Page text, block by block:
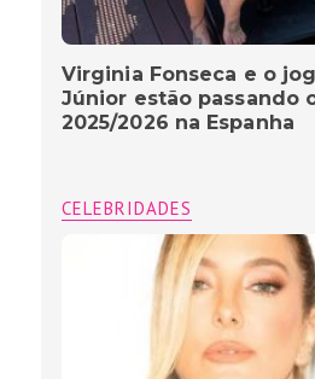
Virginia Fonseca e o
Júnior estão passando
2025/2026 na Espanha
CELEBRIDADES